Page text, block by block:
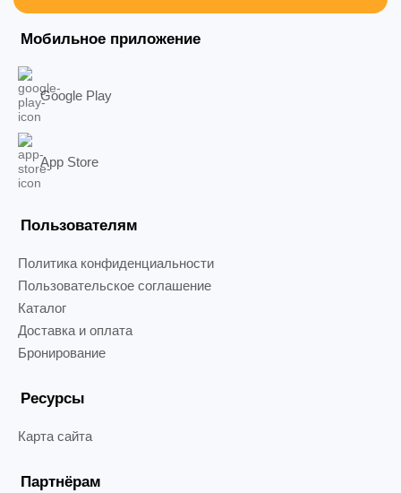
Мобильное приложение
Google Play
App Store
Пользователям
Политика конфиденциальности
Пользовательское соглашение
Каталог
Доставка и оплата
Бронирование
Ресурсы
Карта сайта
Партнёрам